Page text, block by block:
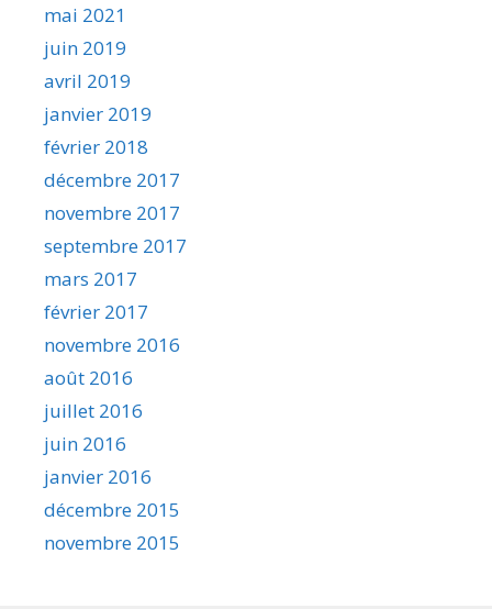
mai 2021
juin 2019
avril 2019
janvier 2019
février 2018
décembre 2017
novembre 2017
septembre 2017
mars 2017
février 2017
novembre 2016
août 2016
juillet 2016
juin 2016
janvier 2016
décembre 2015
novembre 2015